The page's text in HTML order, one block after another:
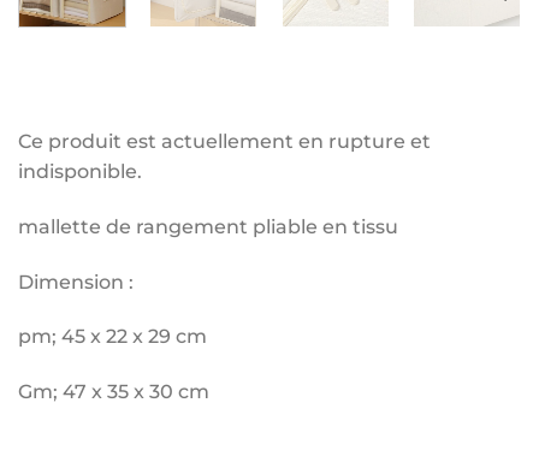
Ce produit est actuellement en rupture et
indisponible.
mallette de rangement pliable en tissu
Dimension :
pm; 45 x 22 x 29 cm
Gm; 47 x 35 x 30 cm